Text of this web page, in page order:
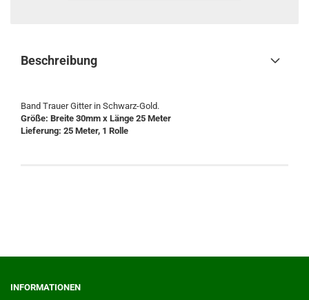
Beschreibung
Band Trauer Gitter in Schwarz-Gold.
Größe: Breite 30mm x Länge 25 Meter
Lieferung: 25 Meter, 1 Rolle
INFORMATIONEN